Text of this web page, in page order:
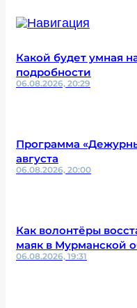
Какой будет умная
подробности
06.08.2026, 20:29
Программа
августа
06.08.2026, 20:00
Как волонтёры
маяк в Мурманской
06.08.2026, 19:31